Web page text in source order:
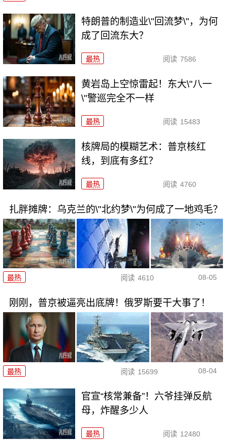
特朗普的制造业\"回流梦\"，为何
成了回流东大？
最热 阅读 7586
黄岩岛上空惊雷起！东大\"八一
\"警巡完全不一样
最热 阅读 15483
核牌局的模糊艺术：普京核红
线，到底有多红？
最热 阅读 4760
扎胖摊牌：乌克兰的\"北约梦\"为何成了一地鸡毛？
最热 阅读 4610 08-05
刚刚，普京被逼亮出底牌！俄罗斯要干大事了！
最热 阅读 15699 08-04
官宣“核常兼备”！六爷挂弹反航
母，炸醒多少人
最热 阅读 12480